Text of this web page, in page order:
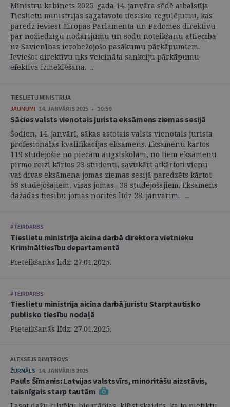
Ministru kabinets 2025. gada 14. janvāra sēdē atbalstīja
Tieslietu ministrijas sagatavoto tiesisko regulējumu, kas
paredz ieviest Eiropas Parlamenta un Padomes direktīvu
par noziedzīgu nodarījumu un sodu noteikšanu attiecībā
uz Savienības ierobežojošo pasākumu pārkāpumiem.
Ieviešot direktīvu tiks veicināta sankciju pārkāpumu
efektīva izmeklēšana. ...
TIESLIETU MINISTRIJA
JAUNUMI 14. JANVĀRIS 2025 • 10:59
Sācies valsts vienotais jurista eksāmens ziemas sesijā
Šodien, 14. janvārī, sākas astotais valsts vienotais jurista
profesionālās kvalifikācijas eksāmens. Eksāmenu kārtos
119 studējošie no piecām augstskolām, no tiem eksāmenu
pirmo reizi kārtos 23 studenti, savukārt atkārtoti vienu
vai divas eksāmena jomas ziemas sesijā paredzēts kārtot
58 studējošajiem, visas jomas – 38 studējošajiem. Eksāmens
dažādās tiesību jomās noritēs līdz 28. janvārim. ...
#TEIRDARBS
Tieslietu ministrija aicina darbā direktora vietnieku
Krimināltiesību departamentā
Pieteikšanās līdz: 27.01.2025.
#TEIRDARBS
Tieslietu ministrija aicina darbā juristu Starptautisko
publisko tiesību nodaļā
Pieteikšanās līdz: 27.01.2025.
ALEKSEJS DIMITROVS
ŽURNĀLS 14. JANVĀRIS 2025
Pauls Šīmanis: Latvijas valstsvīrs, minoritāšu aizstāvis,
taisnīgais starp tautām